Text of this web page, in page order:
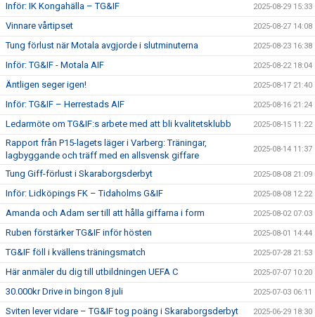
Inför: IK Kongahälla – TG&IF 2025-08-29 15:33
Vinnare vårtipset 2025-08-27 14:08
Tung förlust när Motala avgjorde i slutminuterna 2025-08-23 16:38
Inför: TG&IF - Motala AIF 2025-08-22 18:04
Äntligen seger igen! 2025-08-17 21:40
Inför: TG&IF – Herrestads AIF 2025-08-16 21:24
Ledarmöte om TG&IF:s arbete med att bli kvalitetsklubb 2025-08-15 11:22
Rapport från P15-lagets läger i Varberg: Träningar,
lagbyggande och träff med en allsvensk giffare
2025-08-14 11:37
Tung Giff-förlust i Skaraborgsderbyt 2025-08-08 21:09
Inför: Lidköpings FK – Tidaholms G&IF 2025-08-08 12:22
Amanda och Adam ser till att hålla giffarna i form 2025-08-02 07:03
Ruben förstärker TG&IF inför hösten 2025-08-01 14:44
TG&IF föll i kvällens träningsmatch 2025-07-28 21:53
Här anmäler du dig till utbildningen UEFA C 2025-07-07 10:20
30.000kr Drive in bingon 8 juli 2025-07-03 06:11
Sviten lever vidare – TG&IF tog poäng i Skaraborgsderbyt 2025-06-29 18:30